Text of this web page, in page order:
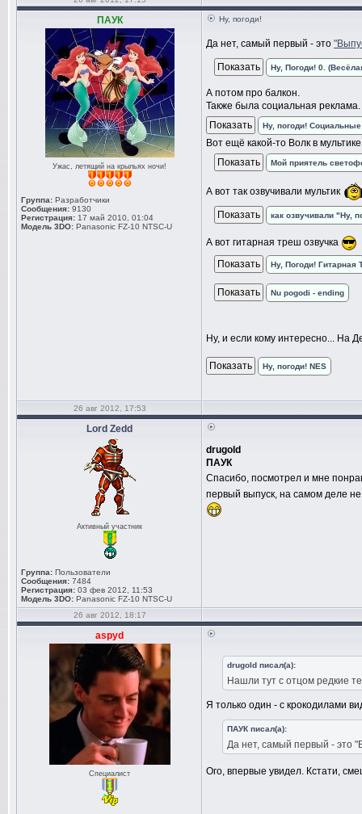
ПАУК
Ужас, летящий на крыльях ночи!
Группа: Разработчики
Сообщения: 9130
Регистрация: 17 май 2010, 01:04
Модель 3DO: Panasonic FZ-10 NTSC-U
Ну, погоди!
Да нет, самый первый - это
Ну, Погоди! 0.
А потом про балкон.
Также была социальная реклама.
Ну, погоди!
Вот ещё какой-то Волк в
Мой приятель
А вот так озвучивали мультик
как озвучивали "Ну,
А вот гитарная треш озвучка
Ну, Погоди! Гитарная
Nu pogodi - ending
Ну, и если кому интересно... На
Ну, погоди! NES
26 авг 2012, 17:53
Lord Zedd
Активный участник
Группа: Пользователи
Сообщения: 7484
Регистрация: 03 фев 2012, 11:53
Модель 3DO: Panasonic FZ-10 NTSC-U
drugold
ПАУК
Спасибо, посмотрел и мне
первый выпуск, на самом деле
26 авг 2012, 18:17
aspyd
Специалист
drugold писал(а):
Нашли тут с отцом редкие
Я только один - с крокодилами
ПАУК писал(а):
Да нет, самый первый - это
Ого, впервые увидел. Кстати,